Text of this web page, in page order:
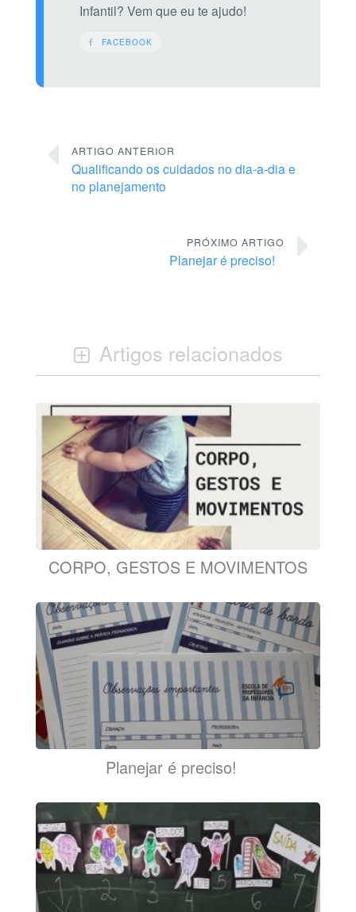
Infantil? Vem que eu te ajudo!
FACEBOOK
ARTIGO ANTERIOR
Qualificando os cuidados no dia-a-dia e
no planejamento
PRÓXIMO ARTIGO
Planejar é preciso!
Artigos relacionados
CORPO, GESTOS E MOVIMENTOS
Planejar é preciso!